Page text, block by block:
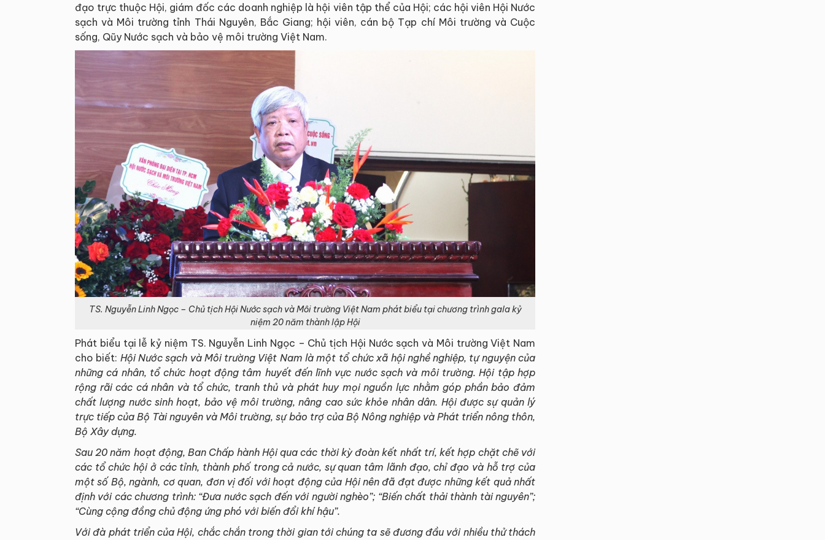
đạo trực thuộc Hội, giám đốc các doanh nghiệp là hội viên tập thể của Hội; các hội viên Hội Nước
sạch và Môi trường tỉnh Thái Nguyên, Bắc Giang; hội viên, cán bộ Tạp chí Môi trường và Cuộc
sống, Qũy Nước sạch và bảo vệ môi trường Việt Nam.
TS. Nguyễn Linh Ngọc – Chủ tịch Hội Nước sạch và Môi trường Việt Nam phát biểu tại chương trình gala kỷ
niệm 20 năm thành lập Hội
Phát biểu tại lễ kỷ niệm TS. Nguyễn Linh Ngọc – Chủ tịch Hội Nước sạch và Môi trường Việt Nam
cho biết: Hội Nước sạch và Môi trường Việt Nam là một tổ chức xã hội nghề nghiệp, tự nguyện của
những cá nhân, tổ chức hoạt động tâm huyết đến lĩnh vực nước sạch và môi trường. Hội tập hợp
rộng rãi các cá nhân và tổ chức, tranh thủ và phát huy mọi nguồn lực nhằm góp phần bảo đảm
chất lượng nước sinh hoạt, bảo vệ môi trường, nâng cao sức khỏe nhân dân. Hội được sự quản lý
trực tiếp của Bộ Tài nguyên và Môi trường, sự bảo trợ của Bộ Nông nghiệp và Phát triển nông thôn,
Bộ Xây dựng.
Sau 20 năm hoạt động, Ban Chấp hành Hội qua các thời kỳ đoàn kết nhất trí, kết hợp chặt chẽ với
các tổ chức hội ở các tỉnh, thành phố trong cả nước, sự quan tâm lãnh đạo, chỉ đạo và hỗ trợ của
một số Bộ, ngành, cơ quan, đơn vị đối với hoạt động của Hội nên đã đạt được những kết quả nhất
định với các chương trình: “Đưa nước sạch đến với người nghèo”; “Biến chất thải thành tài nguyên”;
“Cùng cộng đồng chủ động ứng phó với biến đổi khí hậu”.
Với đà phát triển của Hội, chắc chắn trong thời gian tới chúng ta sẽ đương đầu với nhiều thử thách